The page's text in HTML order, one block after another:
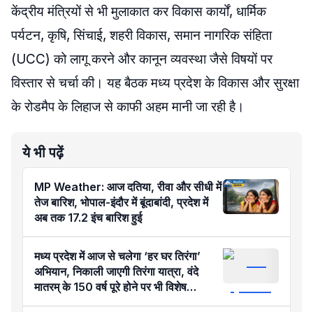
केंद्रीय मंत्रियों से भी मुलाकात कर विकास कार्यों, धार्मिक
पर्यटन, कृषि, सिंचाई, शहरी विकास, समान नागरिक संहिता
(UCC) को लागू करने और कानून व्यवस्था जैसे विषयों पर
विस्तार से चर्चा की। यह बैठक मध्य प्रदेश के विकास और सुरक्षा
के रोडमैप के लिहाज से काफी अहम मानी जा रही है।
ये भी पढ़ें
MP Weather: आज दतिया, रीवा और सीधी में
तेज बारिश, भोपाल-इंदौर में बूंदाबांदी, प्रदेश में
अब तक 17.2 इंच बारिश हुई
मध्य प्रदेश में आज से चलेगा ‘हर घर तिरंगा’
अभियान, निकाली जाएगी तिरंगा यात्रा, वंदे
मातरम् के 150 वर्ष पूरे होने पर भी विशेष
कार्यक्रम